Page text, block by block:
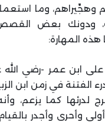
وهجِّيراهم، وما
ودونك بعض القصص
هذه المهارة:
على ابن عمر -رضي الله
الفتنة في زمن ابن
لدرئها كما يزعم،
وأحرى وأجدر